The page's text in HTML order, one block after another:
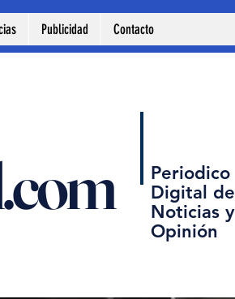
Publicidad Contacto
Periodico
Digital de
Noticias y
Opinión